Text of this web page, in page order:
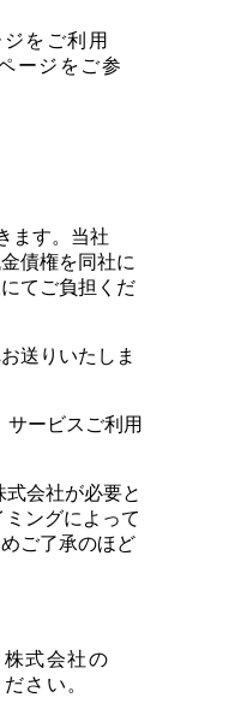
をご利用
ージをご参
ます。当社
債権を同社に
てご負担くだ
送りいたしま
ービスご利用
会社が必要と
ングによって
ご了承のほど
式会社の
さい。